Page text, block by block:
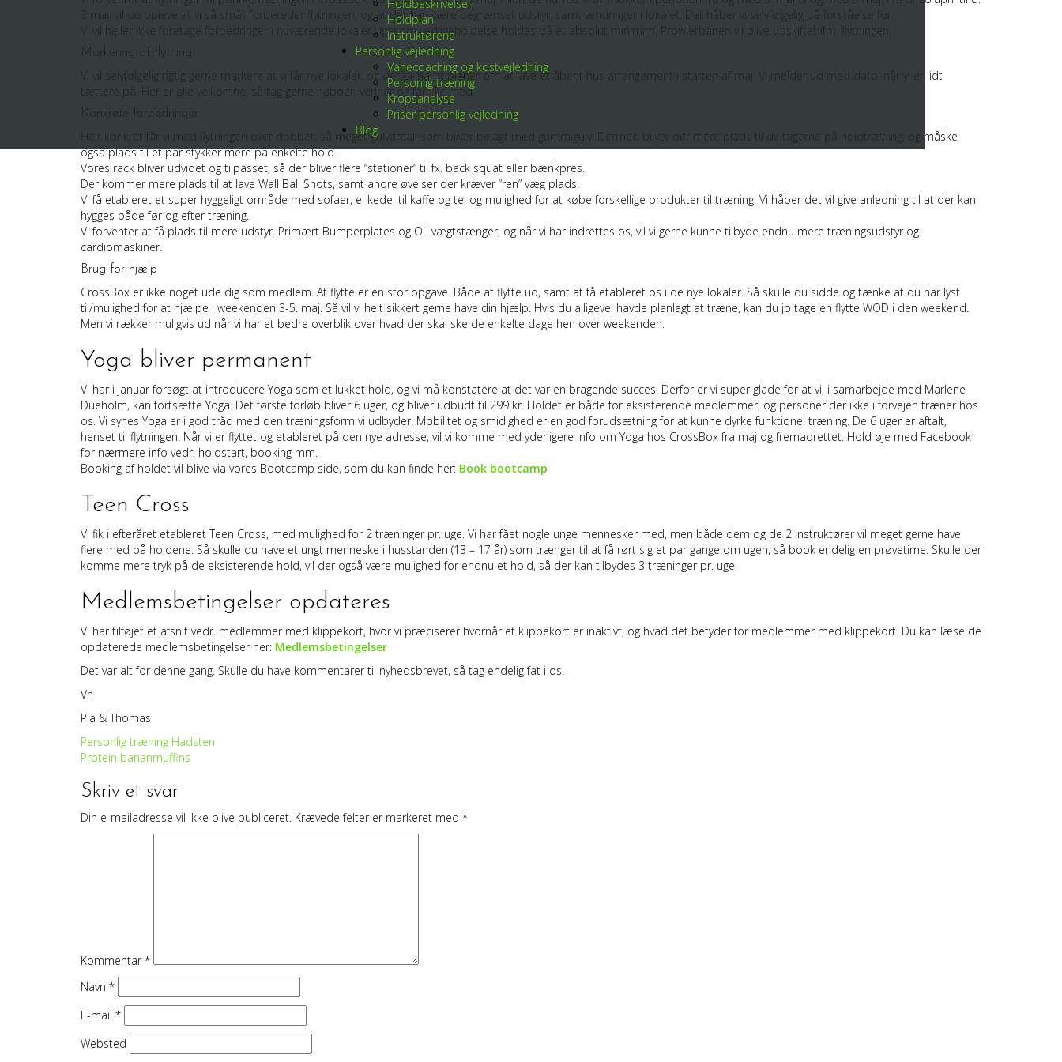
Holdbeskrivelser
Holdplan
Instruktørene
Personlig vejledning
Vanecoaching og kostvejledning
Personlig træning
Kropsanalyse
Priser personlig vejledning
Blog
3 maj, vil du opleve at vi så småt forbereder flytningen, og at der kan være begrænset udstyr, samt ændringer i lokalet. Det håber vi selvfølgelig på forståelse for.
Vi vil heller ikke foretage forbedringer i nuværende lokaler. ligesom vedligeholdelse holdes på et absolut minimim. Prowlerbanen vil blive udskiftet ifm. flytningen.
Markering af flytning
Vi vil selvfølgelig rigtig gerne markere at vi får nye lokaler, og derfor har vi planer om at lave et åbent hus arrangement i starten af maj. Vi melder ud med dato, når vi er lidt
tættere på. Her er alle velkomne, så tag gerne naboer, venner og familie med.
Helt konkret får vi med flytningen over dobbelt så meget gulvareal, som bliver belagt med gummigulv. Dermed bliver der mere plads til deltagerne på holdtræning, og måske
også plads til et par stykker mere på enkelte hold.
Vores rack bliver udvidet og tilpasset, så der bliver flere “stationer” til fx. back squat eller bænkpres.
Der kommer mere plads til at lave Wall Ball Shots, samt andre øvelser der kræver “ren” væg plads.
Vi få etableret et super hyggeligt område med sofaer, el kedel til kaffe og te, og mulighed for at købe forskellige produkter til træning. Vi håber det vil give anledning til at der kan
hygges både før og efter træning.
Vi forventer at få plads til mere udstyr. Primært Bumperplates og OL vægtstænger, og når vi har indrettes os, vil vi gerne kunne tilbyde endnu mere træningsudstyr og
cardiomaskiner.
Brug for hjælp
CrossBox er ikke noget ude dig som medlem. At flytte er en stor opgave. Både at flytte ud, samt at få etableret os i de nye lokaler. Så skulle du sidde og tænke at du har lyst
til/mulighed for at hjælpe i weekenden 3-5. maj. Så vil vi helt sikkert gerne have din hjælp. Hvis du alligevel havde planlagt at træne, kan du jo tage en flytte WOD i den weekend.
Men vi rækker muligvis ud når vi har et bedre overblik over hvad der skal ske de enkelte dage hen over weekenden.
Yoga bliver permanent
Vi har i januar forsøgt at introducere Yoga som et lukket hold, og vi må konstatere at det var en bragende succes. Derfor er vi super glade for at vi, i samarbejde med Marlene
Dueholm, kan fortsætte Yoga. Det første forløb bliver 6 uger, og bliver udbudt til 299 kr. Holdet er både for eksisterende medlemmer, og personer der ikke i forvejen træner hos
os. Vi synes Yoga er i god tråd med den træningsform vi udbyder. Mobilitet og smidighed er en god forudsætning for at kunne dyrke funktionel træning. De 6 uger er aftalt,
henset til flytningen. Når vi er flyttet og etableret på den nye adresse, vil vi komme med yderligere info om Yoga hos CrossBox fra maj og fremadrettet. Hold øje med Facebook
for nærmere info vedr. holdstart, booking mm.
Booking af holdet vil blive via vores Bootcamp side, som du kan finde her: Book bootcamp
Teen Cross
Vi fik i efteråret etableret Teen Cross, med mulighed for 2 træninger pr. uge. Vi har fået nogle unge mennesker med, men både dem og de 2 instruktører vil meget gerne have
flere med på holdene. Så skulle du have et ungt menneske i husstanden (13 – 17 år) som trænger til at få rørt sig et par gange om ugen, så book endelig en prøvetime. Skulle der
komme mere tryk på de eksisterende hold, vil der også være mulighed for endnu et hold, så der kan tilbydes 3 træninger pr. uge
Medlemsbetingelser opdateres
Vi har tilføjet et afsnit vedr. medlemmer med klippekort, hvor vi præciserer hvornår et klippekort er inaktivt, og hvad det betyder for medlemmer med klippekort. Du kan læse de
opdaterede medlemsbetingelser her: Medlemsbetingelser
Det var alt for denne gang. Skulle du have kommentarer til nyhedsbrevet, så tag endelig fat i os.
Vh
Pia & Thomas
Indlægsnavigation
Personlig træning Hadsten
Protein bananmuffins
Skriv et svar
Din e-mailadresse vil ikke blive publiceret. Krævede felter er markeret med *
Kommentar*
Navn *
E-mail *
Websted